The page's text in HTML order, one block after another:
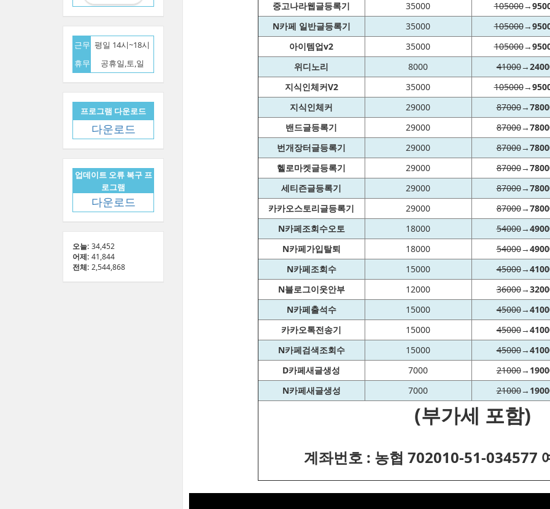
중고나라웹글등록기
35000 105000→
N카페 일반글등록기
35000 105000→
아이템업v2
35000 105000→
위디노리
8000 41000→
지식인체커V2
35000 105000→
지식인체커
29000 87000→
밴드글등록기
29000 87000→
번개장터글등록기
29000 87000→
헬로마켓글등록기
29000 87000→
세티즌글등록기
29000 87000→
카카오스토리글등록기
29000 87000→
N카페조회수오토
18000 54000→
N카페가입탈퇴
18000 54000→
N카페조회수
15000 45000→
N블로그이웃안부
12000 36000→
N카페출석수
15000 45000→
카카오톡전송기
15000 45000→
N카페검색조회수
15000 45000→
D카페새글생성
7000 21000→
N카페새글생성
7000 21000→
(부가세 포함)
계좌번호 : 농협 702010-51-034577
근무 평일 14시~18시
휴무
공휴일,토,일
프로그램 다운로드
다운로드
업데이트 오류 복구 프
로그램
다운로드
오늘: 34,452
어제: 41,844
전체: 2,544,868